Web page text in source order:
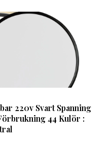
220v Svart Spanning
44 Kulör :